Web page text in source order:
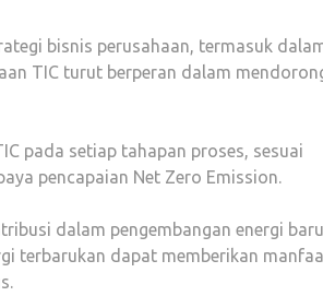
bisnis perusahaan, termasuk
TIC turut berperan dalam
pada setiap tahapan proses, sesuai
pencapaian Net Zero Emission.
dalam pengembangan energi baru
terbarukan dapat memberikan